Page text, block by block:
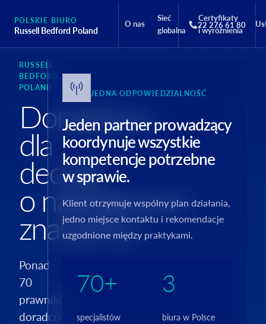
POLSKIE BIURO
Russell Bedford Poland
O nas
Sieć
globalna
Certyfikaty
i wyróżnienia
22 276 61 80
RUSSELL
BEDFORD
POLAND
Doradztwo
dla
decyzji
o największym
znaczeniu.
Ponad
70
prawników,
doradców
JEDNA ODPOWIEDZIALNOŚĆ
Jeden partner prowadzący
koordynuje wszystkie
kompetencje potrzebne
w sprawie.
Klient otrzymuje wspólny plan działania,
jedno miejsce kontaktu i rekomendacje
uzgodnione między praktykami.
70+
specjalistów
3
biura w Polsce